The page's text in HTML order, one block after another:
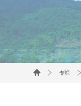
专栏